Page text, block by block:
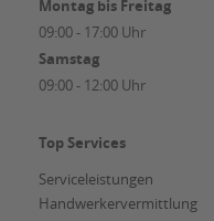
Montag bis Freitag
09:00 - 17:00 Uhr
Samstag
09:00 - 12:00 Uhr
Top Services
Serviceleistungen
Handwerkervermittlung